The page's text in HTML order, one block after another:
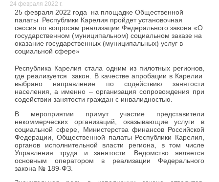
24 февраля 2022 г.
25 февраля 2022 года на площадке Общественной
палаты Республики Карелия пройдет установочная
сессия по вопросам реализации Федерального закона «О
государственном (муниципальном) социальном заказе на
оказание государственных (муниципальных) услуг в
социальной сфере»
Республика Карелия стала одним из пилотных регионов,
где реализуется закон. В качестве апробации в Карелии
выбрано направление по содействию занятости
населения, а именно – организация сопровождения при
содействии занятости граждан с инвалидностью.
В мероприятии примут участие представители
некоммерческих организаций, оказывающие услуги в
социальной сфере, Министерства финансов Российской
Федерации, Общественной палаты Республики Карелия,
органов исполнительной власти региона, в том числе
Управления труда и занятости. Ведомство является
основным оператором в реализации Федерального
закона № 189-ФЗ.